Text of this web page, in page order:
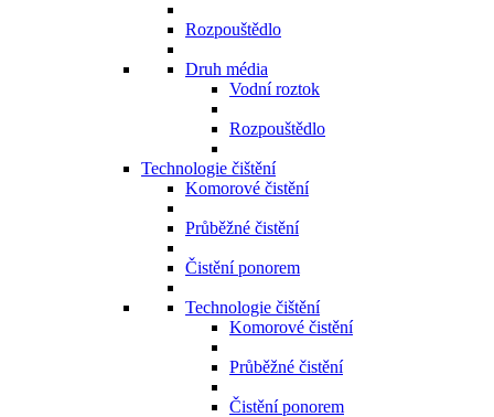
Rozpouštědlo
Druh média
Vodní roztok
Rozpouštědlo
Technologie čištění
Komorové čistění
Průběžné čistění
Čistění ponorem
Technologie čištění
Komorové čistění
Průběžné čistění
Čistění ponorem